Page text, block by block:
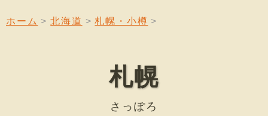
ホーム 北海道 札幌・小樽
札幌
さっぽろ